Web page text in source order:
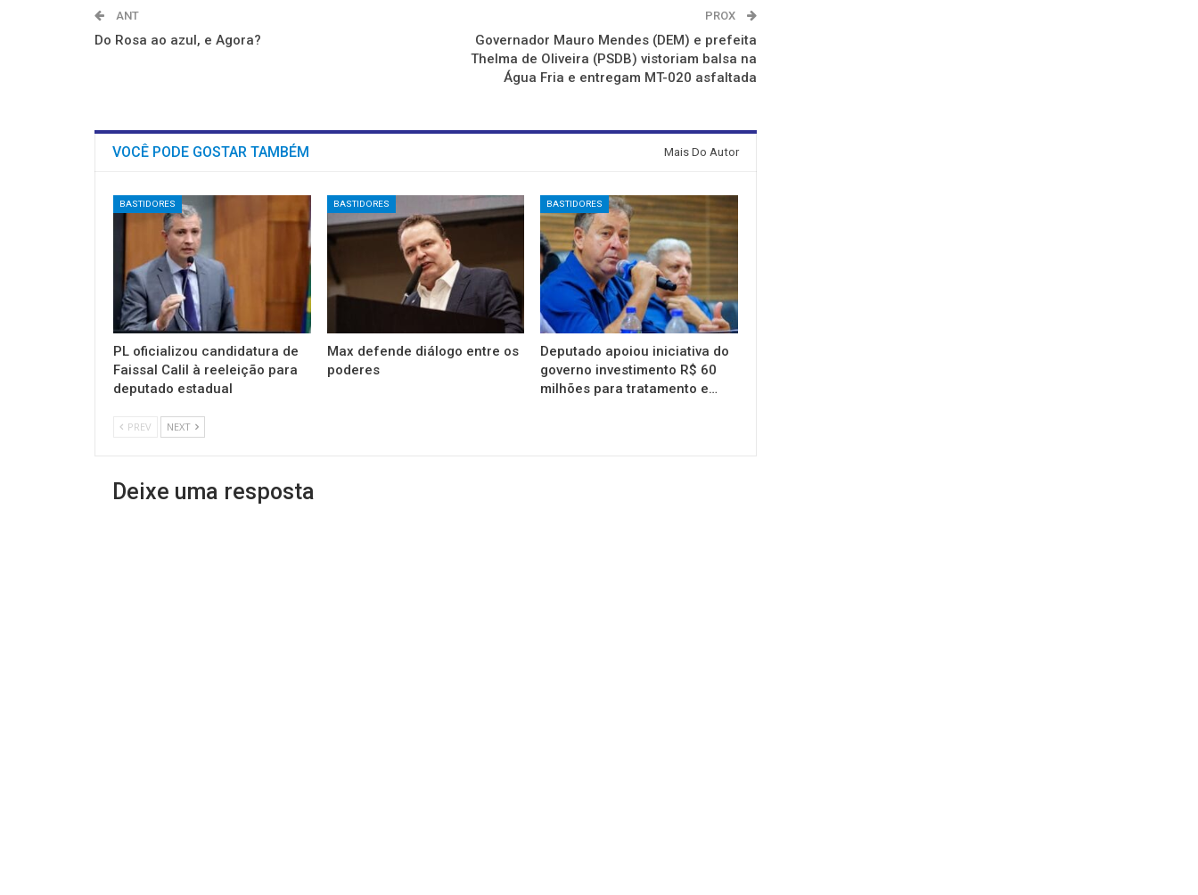
ANT
Do Rosa ao azul, e Agora?
PROX
Governador Mauro Mendes (DEM) e prefeita
Thelma de Oliveira (PSDB) vistoriam balsa na
Água Fria e entregam MT-020 asfaltada
VOCÊ PODE GOSTAR TAMBÉM Mais Do Autor
BASTIDORES
PL oficializou candidatura de
Faissal Calil à reeleição para
deputado estadual
BASTIDORES
Max defende diálogo entre os
poderes
BASTIDORES
Deputado apoiou iniciativa do
governo investimento R$ 60
milhões para tratamento e…
PREV NEXT
Deixe uma resposta